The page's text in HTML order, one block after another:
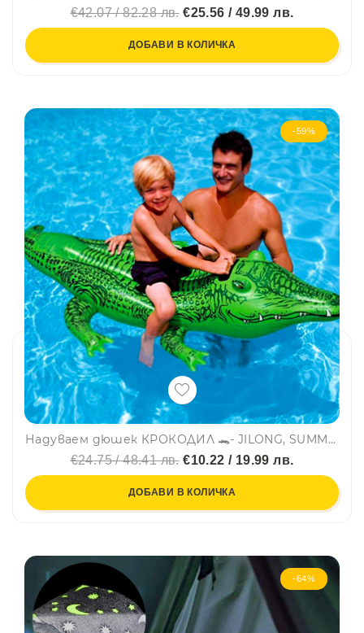
€42.07 / 82.28 лв.€25.56 / 49.99 лв.
ДОБАВИ В КОЛИЧКА
-59%
Надуваем дюшек КРОКОДИЛ 🐊- JILONG, SUMMER ENJOY 37255
€24.75 / 48.41 лв.€10.22 / 19.99 лв.
ДОБАВИ В КОЛИЧКА
-64%